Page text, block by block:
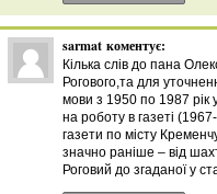
sarmat коментує:
Кілька слів до пана
Рогового,та для
мови з 1950 по 1987 рік
на роботу в газеті
газети по місту
значно раніше – від
Роговий до згаданої у